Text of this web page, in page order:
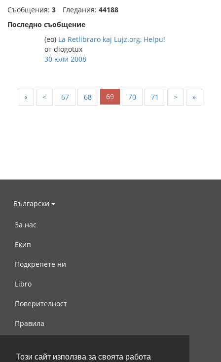
Този сайт използва за своята работа
Съобщения: 3 Гледания: 44188
Последно съобщение
(eo) La Retlibraro kaj Lujz.org, Helpu!
от diogotux
30 юли 2008
« < 67 68 69 70 71 > »
Български
За нас
Екип
Подкрепете ни
Libro
Поверителност
Правила